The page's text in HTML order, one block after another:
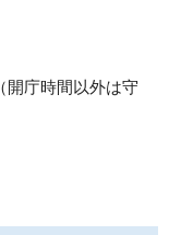
（開庁時間以外は守